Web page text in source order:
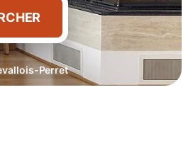
Perret